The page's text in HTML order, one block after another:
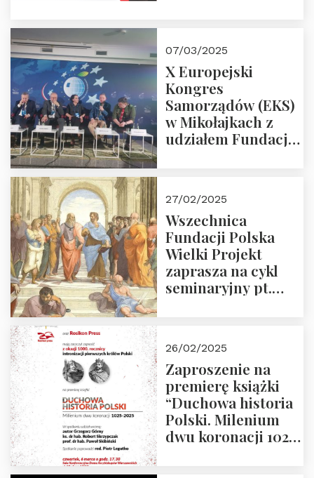
07/03/2025
X Europejski
Kongres
Samorządów (EKS)
w Mikołajkach z
udziałem Fundacji
27/02/2025
Wszechnica
Fundacji Polska
Wielki Projekt
zaprasza na cykl
seminaryjny pt.
26/02/2025
Zaproszenie na
premierę książki
“Duchowa historia
Polski. Milenium
dwu koronacji 1025-